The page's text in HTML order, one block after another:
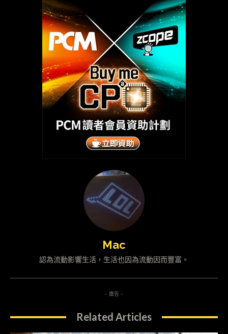
Mac
認為流動影響生活，生活也因為流動因而豐富。
- 廣告 -
Related Articles